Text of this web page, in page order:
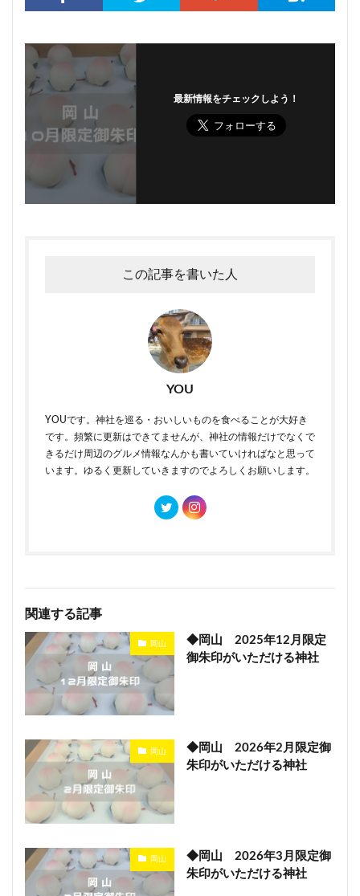
最新情報をチェックしよう！
この記事を書いた人
YOU
YOUです。神社を巡る・おいしいものを食べることが大好き
です。頻繁に更新はできてませんが、神社の情報だけでなくで
きるだけ周辺のグルメ情報なんかも書いていければなと思って
います。ゆるく更新していきますのでよろしくお願いします。
関連する記事
岡山
◆岡山 2025年12月限定
御朱印がいただける神社
岡山
◆岡山 2026年2月限定御
朱印がいただける神社
岡山
◆岡山 2026年3月限定御
朱印がいただける神社